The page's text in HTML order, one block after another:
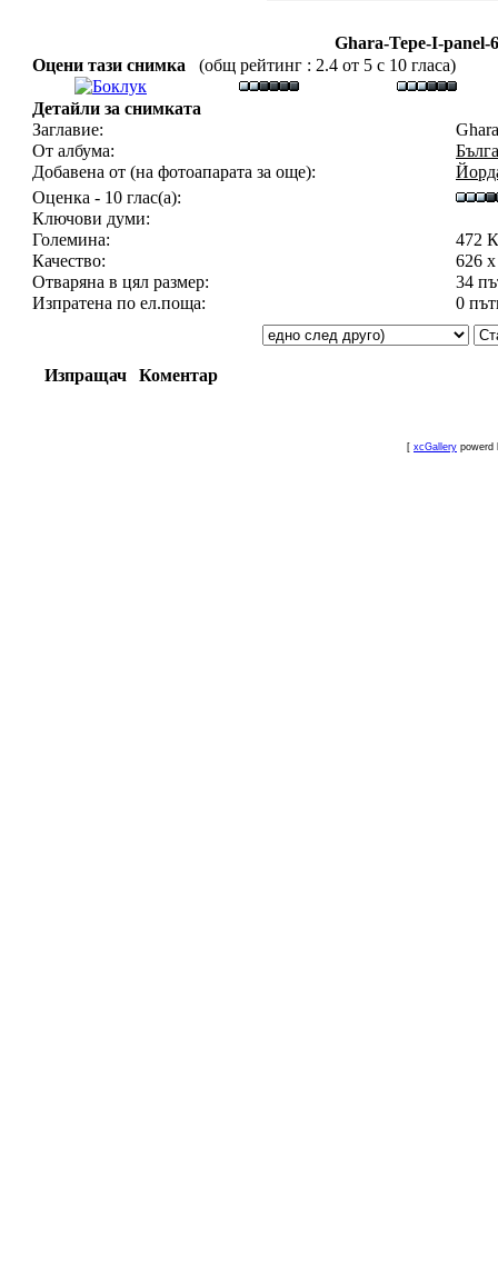
Ghara-Tepe-I-panel-
Оцени тази снимка
(общ рейтинг : 2.4 от 5 с 10 гласа)
Детайли за снимката
Заглавие:
От албума:
Добавена от (на фотоапарата за още):
Оценка - 10 глас(а):
Ключови думи:
Големина:
472
Качество:
626
Отваряна в цял размер:
34
Изпратена по ел.поща:
0
Изпращач Коментар
[ xcGallery